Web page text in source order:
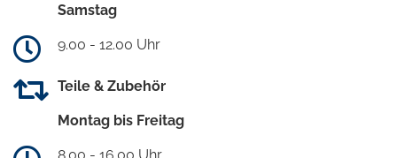
Samstag
9.00 - 12.00 Uhr
Teile & Zubehör
Montag bis Freitag